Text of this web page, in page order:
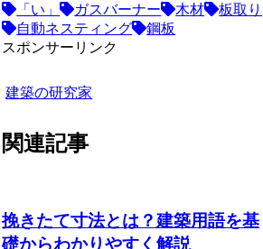
「い」
ガスバーナー 木材
板取り
自動ネスティング
鋼板
スポンサーリンク
建築の研究家
関連記事
挽きたて寸法とは？建築用語を基
礎からわかりやすく解説